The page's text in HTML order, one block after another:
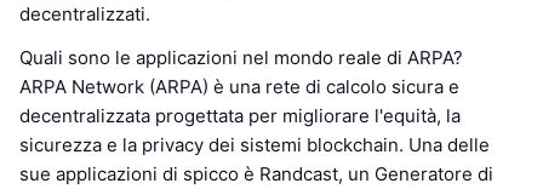
decentralizzati.
Quali sono le applicazioni nel mondo reale di ARPA?
ARPA Network (ARPA) è una rete di calcolo sicura e
decentralizzata progettata per migliorare l'equità, la
sicurezza e la privacy dei sistemi blockchain. Una delle
sue applicazioni di spicco è Randcast, un Generatore di